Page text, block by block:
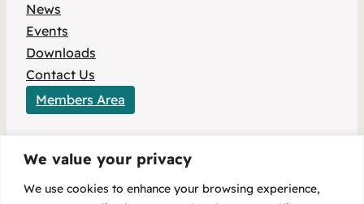
We value your privacy
We use cookies to enhance your browsing experience,
News
Events
Downloads
Contact Us
Members Area
This project has received funding from the